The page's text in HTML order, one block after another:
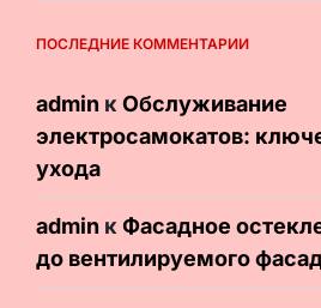
ПОСЛЕДНИЕ КОММЕНТАРИИ
admin кОбслуживание
электросамокатов:
ухода
admin кФасадное
до вентилируемого